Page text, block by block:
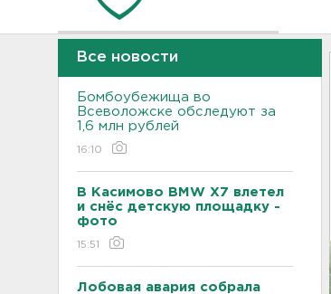
Все новости
Бомбоубежища во
Всеволожске обследуют за
1,6 млн рублей
16:10
В Касимово BMW X7 влетел
и снёс детскую площадку -
фото
15:51
Лобовая авария собрала